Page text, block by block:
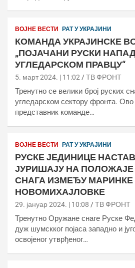
ВОЈНЕ ВЕСТИ РАТ У УКРАЈИНИ
КОМАНДА УКРАЈИНСКЕ
„ПОЈАЧАНИ РУСКИ
УГЛЕДАРСКОМ ПРАВЦУ“
5. март 2024. | 11:02 ТВ ФРОНТ
Тренутно се велики број руских
угледарском сектору фронта. Ово
представник команде…
ВОЈНЕ ВЕСТИ РАТ У УКРАЈИНИ
РУСКЕ ЈЕДИНИЦЕ
ЈУРИШАЈУ НА ПОЛОЖАЈЕ
СНАГА ИЗМЕЂУ МАРИНКЕ
НОВОМИХАЈЛОВКЕ
29. јануар 2024. | 10:08 ТВ ФРОНТ
Тренутно Оружане снаге Руске
дуж шумскког појаса западно и
освојеног утврђеног…